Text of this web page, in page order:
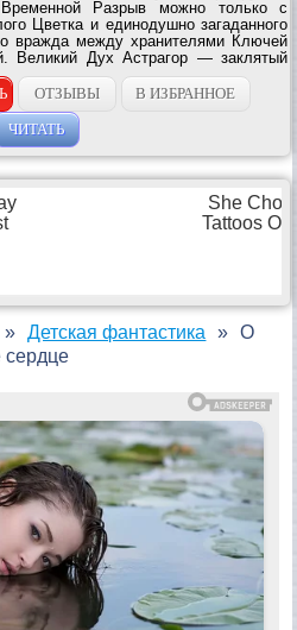
Временной Разрыв можно только с
Цветка и единодушно загаданного
вражда между хранителями Ключей
Великий Дух Астрагор — заклятый
соглашается помочь им, но у него
ОТЗЫВЫ
В ИЗБРАННОЕ
ЧИТАТЬ
Детская фантастика
О
сердце